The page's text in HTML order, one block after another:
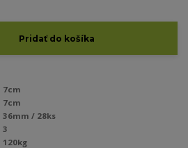
Pridať do košíka
7cm
7cm
36mm / 28ks
3
120kg